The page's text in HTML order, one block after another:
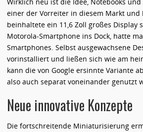
einer der Vorreiter in diesem Markt und
beinhaltete ein 11,6 Zoll großes Display
Motorola-Smartphone ins Dock, hatte
Smartphones. Selbst ausgewachsene
vorinstalliert und ließen sich wie am
kann die von Google ersinnte Variante
also auch separat voneinander genutzt
Neue innovative Konzepte
Die fortschreitende Miniaturisierung